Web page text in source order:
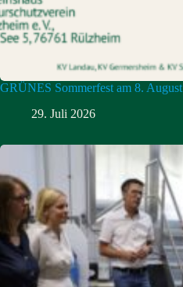
GRÜNES Sommerfest am 8. August
29. Juli 2026